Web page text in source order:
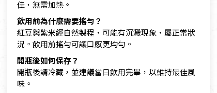
佳，無需加熱。
飲用前為什麼需要搖勻？
紅豆與紫米經自然製程，可能有沉澱現象，屬正常狀
況。飲用前搖勻可讓口感更均勻。
開瓶後如何保存？
開瓶後請冷藏，並建議當日飲用完畢，以維持最佳風
味。